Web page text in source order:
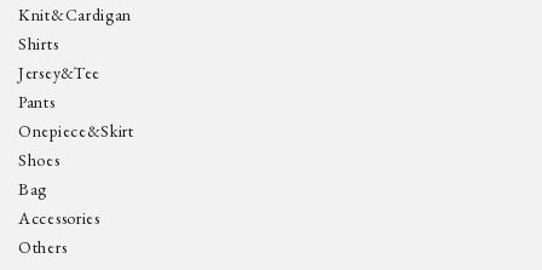
Knit&Cardigan
Shirts
Jersey&Tee
Pants
Onepiece&Skirt
Shoes
Bag
Accessories
Others